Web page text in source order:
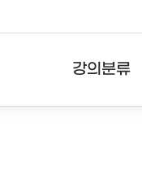
강의분류